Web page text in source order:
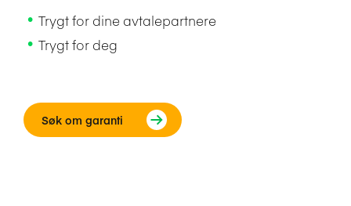
Trygt for dine avtalepartnere
Trygt for deg
Søk om garanti